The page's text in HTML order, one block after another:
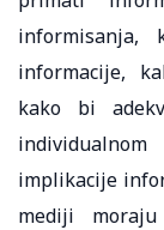
informisanja,
informacije,
kako bi
implikacije
mediji